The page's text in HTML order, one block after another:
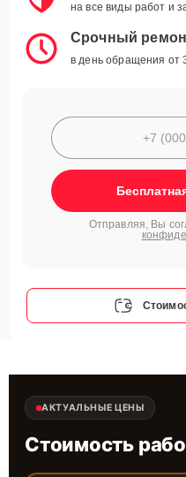
на все виды работ и
Срочный
в день обращения от
Отправляя, Вы
АКТУАЛЬНЫЕ ЦЕНЫ
Стоимость